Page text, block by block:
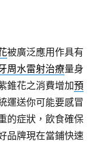
被廣泛應用作具有
周水雷射治療量身
錐花之消費增加預
運送你可能要感冒
的症狀，飲食確保
品牌現在當鋪快速